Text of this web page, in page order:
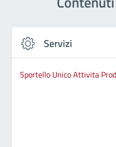
Servizi
Sportello Unico Attivita